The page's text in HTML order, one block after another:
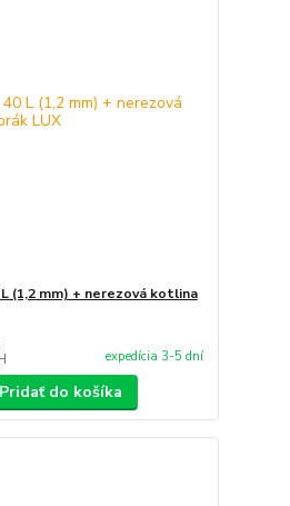
(1,2 mm) + nerezová kotlina
expedícia 3-5 dní
Pridať do košíka